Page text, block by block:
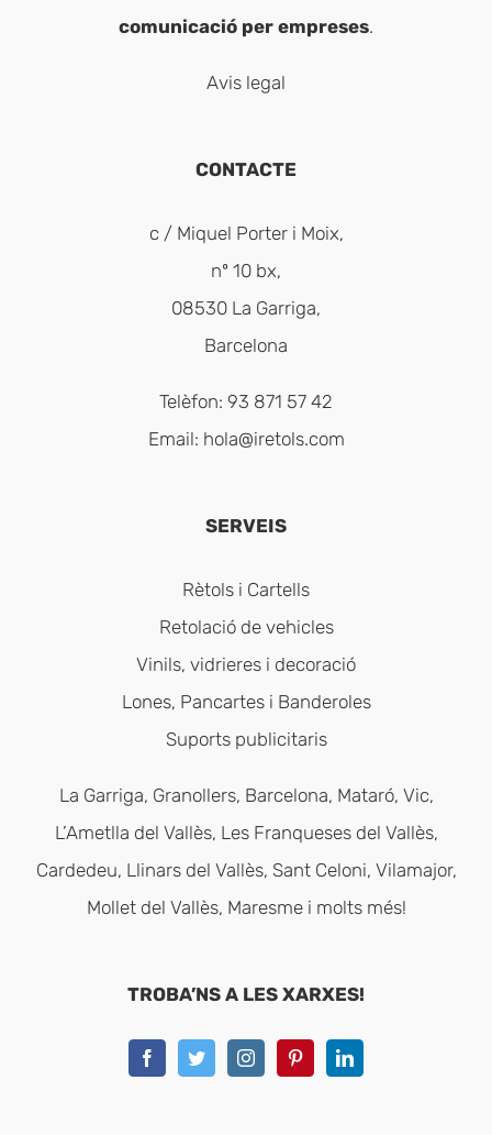
comunicació per empreses.
Avis legal
CONTACTE
c / Miquel Porter i Moix,
nº 10 bx,
08530 La Garriga,
Barcelona
Telèfon: 93 871 57 42
Email: hola@iretols.com
SERVEIS
Rètols i Cartells
Retolació de vehicles
Vinils, vidrieres i decoració
Lones, Pancartes i Banderoles
Suports publicitaris
La Garriga, Granollers, Barcelona, Mataró, Vic,
L’Ametlla del Vallès, Les Franqueses del Vallès,
Cardedeu, Llinars del Vallès, Sant Celoni, Vilamajor,
Mollet del Vallès, Maresme i molts més!
TROBA’NS A LES XARXES!